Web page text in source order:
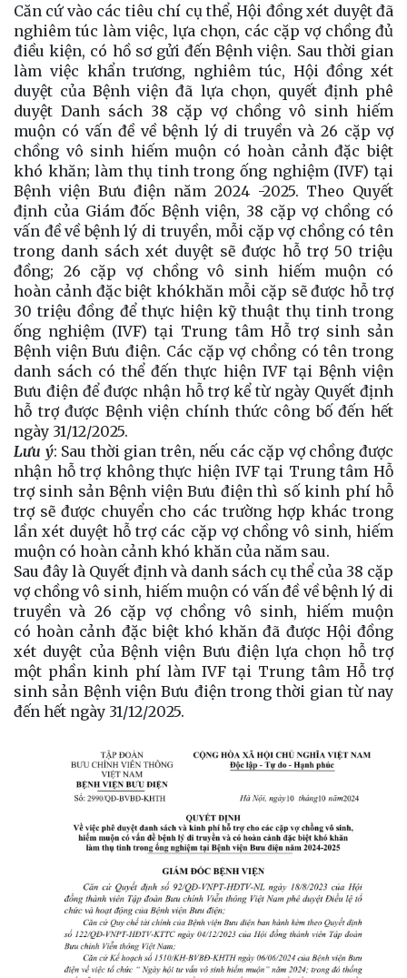
Căn cứ vào các tiêu chí cụ thể, Hội đồng xét duyệt đã
nghiêm túc làm việc, lựa chọn, các cặp vợ chồng đủ
điều kiện, có hồ sơ gửi đến Bệnh viện. Sau thời gian
làm việc khẩn trương, nghiêm túc, Hội đồng xét
duyệt của Bệnh viện đã lựa chọn, quyết định phê
duyệt Danh sách 38 cặp vợ chồng vô sinh hiếm
muộn có vấn đề về bệnh lý di truyền và 26 cặp vợ
chồng vô sinh hiếm muộn có hoàn cảnh đặc biệt
khó khăn; làm thụ tinh trong ống nghiệm (IVF) tại
Bệnh viện Bưu điện năm 2024 -2025. Theo Quyết
định của Giám đốc Bệnh viện, 38 cặp vợ chồng có
vấn đề về bệnh lý di truyền, mỗi cặp vợ chồng có tên
trong danh sách xét duyệt sẽ được hỗ trợ 50 triệu
đồng; 26 cặp vợ chồng vô sinh hiếm muộn có
hoàn cảnh đặc biệt khókhăn mỗi cặp sẽ được hỗ trợ
30 triệu đồng để thực hiện kỹ thuật thụ tinh trong
ống nghiệm (IVF) tại Trung tâm Hỗ trợ sinh sản
Bệnh viện Bưu điện. Các cặp vợ chồng có tên trong
danh sách có thể đến thực hiện IVF tại Bệnh viện
Bưu điện để được nhận hỗ trợ kể từ ngày Quyết định
hỗ trợ được Bệnh viện chính thức công bố đến hết
ngày 31/12/2025.
Lưu ý: Sau thời gian trên, nếu các cặp vợ chồng được
nhận hỗ trợ không thực hiện IVF tại Trung tâm Hỗ
trợ sinh sản Bệnh viện Bưu điện thì số kinh phí hỗ
trợ sẽ được chuyển cho các trường hợp khác trong
lần xét duyệt hỗ trợ các cặp vợ chồngvô sinh, hiếm
muộn có hoàn cảnh khó khăn của năm sau.
Sau đây là Quyết định và danh sách cụ thể của 38 cặp
vợ chồng vô sinh, hiếm muộn cóvấn đề về bệnh lý di
truyền và 26 cặp vợ chồng vô sinh, hiếm muộn
cóhoàn cảnh đặc biệtkhó khăn đã được Hội đồng
xét duyệt của Bệnh viện Bưu điện lựa chọn hỗ trợ
một phần kinh phí làm IVF tại Trung tâm Hỗ trợ
sinh sản Bệnh viện Bưu điện trong thời gian từ nay
đến hết ngày 31/12/2025.